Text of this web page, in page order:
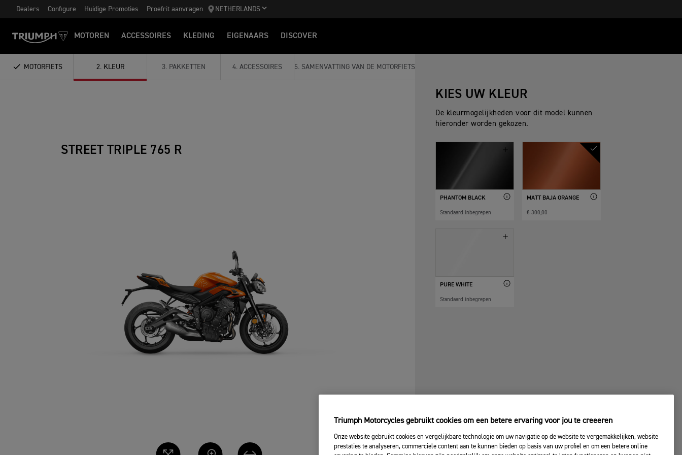
Dealers Configure Huidige Promoties Proefrit aanvragen NETHERLANDS
MOTOREN ACCESSOIRES KLEDING EIGENAARS DISCOVER
MOTORFIETS 2. KLEUR 3. PAKKETTEN 4. ACCESSOIRES 5. SAMENVATTING VAN DE MOTORFIETS
STREET TRIPLE 765 R
KIES UW KLEUR
De kleurmogelijkheden voor dit model kunnen
hieronder worden gekozen.
PHANTOM BLACK
Standaard inbegrepen
MATT BAJA ORANGE
€ 300,00
PURE WHITE
Standaard inbegrepen
Triumph Motorcycles gebruikt cookies om een betere ervaring voor jou te creeeren
Onze website gebruikt cookies en vergelijkbare technologie om uw navigatie op de website te vergemakkelijken, website
prestaties te analyseren, commerciele content aan te kunnen bieden op basis van uw profiel en om een betere online